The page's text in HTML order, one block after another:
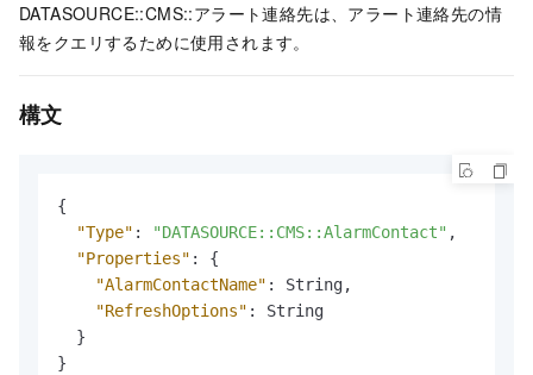
DATASOURCE::CMS::アラート連絡先は、アラート連絡先の情
報をクエリするために使用されます。
構文
{
"Type" : "DATASOURCE::CMS::AlarmContact" ,
"Properties" :
{
"AlarmContactName" : String,
"RefreshOptions" :
String
}
}